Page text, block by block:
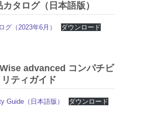
タログ（日本語版）
グ（2023年6月） ダウンロード
Wise advanced コンパチビ
リティガイド
Guide（日本語版） ダウンロード